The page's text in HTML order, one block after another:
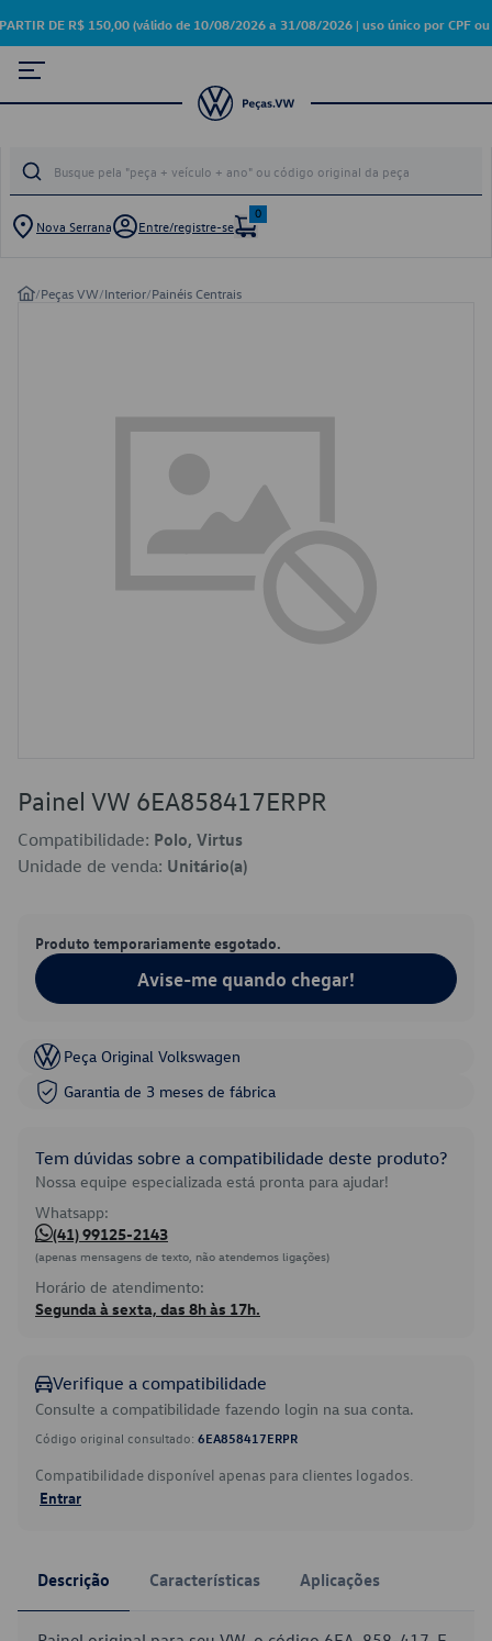
DE R$ 150,00 (válido de 10/08/2026 a 31/08/2026 | uso único por CPF ou
Nova Serrana Entre/registre-se
0
/Peças VW/Interior/Painéis Centrais
Painel VW 6EA858417ERPR
Compatibilidade: Polo, Virtus
Unidade de venda: Unitário(a)
Produto temporariamente esgotado.
Avise-me quando chegar!
Peça Original Volkswagen
Garantia de 3 meses de fábrica
Tem dúvidas sobre a compatibilidade deste produto?
Nossa equipe especializada está pronta para ajudar!
Whatsapp:
(41) 99125-2143
(apenas mensagens de texto, não atendemos ligações)
Horário de atendimento:
Segunda à sexta, das 8h às 17h.
Verifique a compatibilidade
Consulte a compatibilidade fazendo login na sua conta.
Código original consultado: 6EA858417ERPR
Compatibilidade disponível apenas para clientes logados.
Entrar
Descrição Características Aplicações